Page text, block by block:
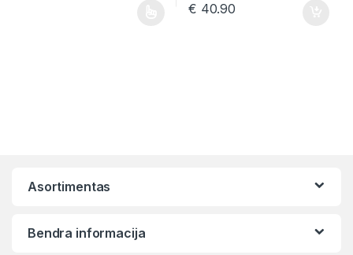
€ 40.90
Asortimentas
Bendra informacija